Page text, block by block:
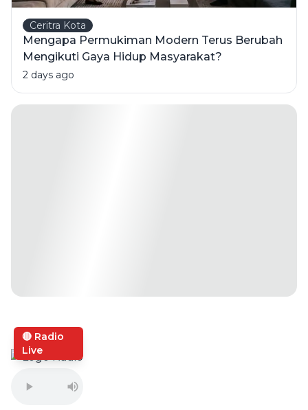
Ceritra Kota
Mengapa Permukiman Modern Terus Berubah
Mengikuti Gaya Hidup Masyarakat?
2 days ago
🔴 Radio
Live